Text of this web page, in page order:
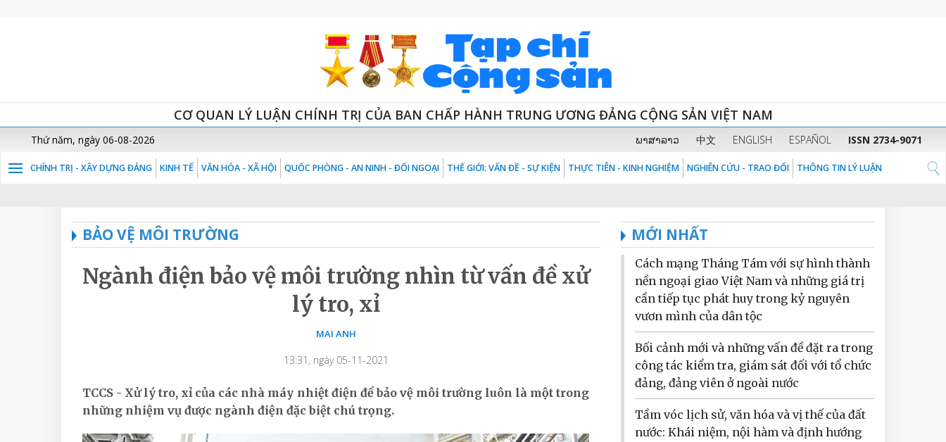
CƠ QUAN LÝ LUẬN CHÍNH TRỊ CỦA BAN CHẤP HÀNH TRUNG ƯƠNG ĐẢNG CỘNG SẢN VIỆT NAM
Thứ năm, ngày 06-08-2026 ພາສາລາວ 中文 ENGLISH ESPAÑOL ISSN 2734-9071
CHÍNH TRỊ - XÂY DỰNG ĐẢNG KINH TẾ VĂN HÓA - XÃ HỘI QUỐC PHÒNG - AN NINH - ĐỐI NGOẠI THẾ GIỚI: VẤN ĐỀ - SỰ KIỆN THỰC TIỄN - KINH NGHIỆM NGHIÊN CỨU - TRAO ĐỔI THÔNG TIN LÝ LUẬN
BẢO VỆ MÔI TRƯỜNG
Ngành điện bảo vệ môi trường nhìn từ vấn đề xử
lý tro, xỉ
MAI ANH
13:31, ngày 05-11-2021
TCCS - Xử lý tro, xỉ của các nhà máy nhiệt điện để bảo vệ môi trường luôn là một trong
những nhiệm vụ được ngành điện đặc biệt chú trọng.
MỚI NHẤT
Cách mạng Tháng Tám với sự hình thành
nền ngoại giao Việt Nam và những giá trị
cần tiếp tục phát huy trong kỷ nguyên
vươn mình của dân tộc
Bối cảnh mới và những vấn đề đặt ra trong
công tác kiểm tra, giám sát đối với tổ chức
đảng, đảng viên ở ngoài nước
Tầm vóc lịch sử, văn hóa và vị thế của đất
nước: Khái niệm, nội hàm và định hướng